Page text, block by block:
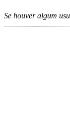
Se houver algum